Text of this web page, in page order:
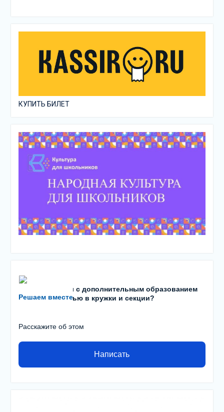
КУПИТЬ БИЛЕТ
Решаем вместе
Есть проблемы с дополнительным образованием
детей? С записью в кружки и секции?
Расскажите об этом
Написать